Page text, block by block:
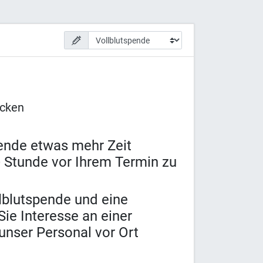
etwas mehr Zeit
vor Ihrem Termin zu
und eine
Interesse an einer
Personal vor Ort